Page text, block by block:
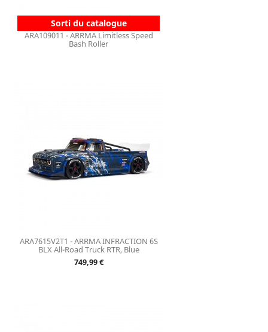
Sorti du catalogue
ARA109011 - ARRMA Limitless Speed
Bash Roller
ARA7615V2T1 - ARRMA INFRACTION 6S
BLX All-Road Truck RTR, Blue
Prix
749,99 €